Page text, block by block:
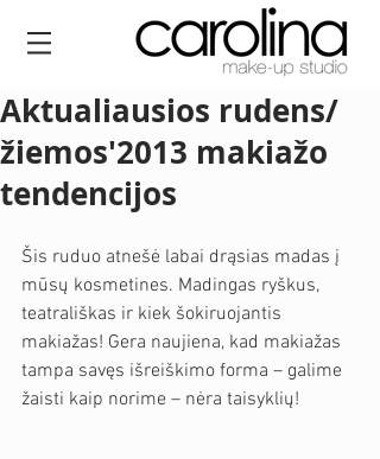
Aktualiausios rudens/
žiemos'2013 makiažo
tendencijos
Šis ruduo atnešė labai drąsias madas į
mūsų kosmetines. Madingas ryškus,
teatrališkas ir kiek šokiruojantis
makiažas! Gera naujiena, kad makiažas
tampa savęs išreiškimo forma – galime
žaisti kaip norime – nėra taisyklių!